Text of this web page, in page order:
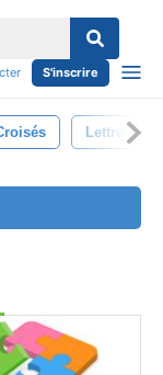
S'inscrire
Lettre